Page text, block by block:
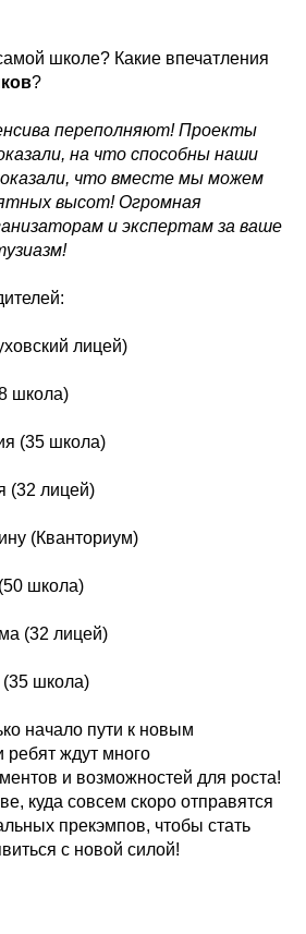
школе? Какие впечатления
?
переполняют! Проекты
на что способны наши
что вместе мы можем
высот! Огромная
и экспертам за ваше
лицей)
школа)
(35 школа)
(32 лицей)
(Кванториум)
школа)
(32 лицей)
школа)
начало пути к новым
ждут много
и возможностей для роста!
куда совсем скоро отправятся
прекэмпов, чтобы стать
с новой силой!